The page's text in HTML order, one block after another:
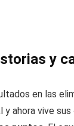
y
en las
y ahora vive